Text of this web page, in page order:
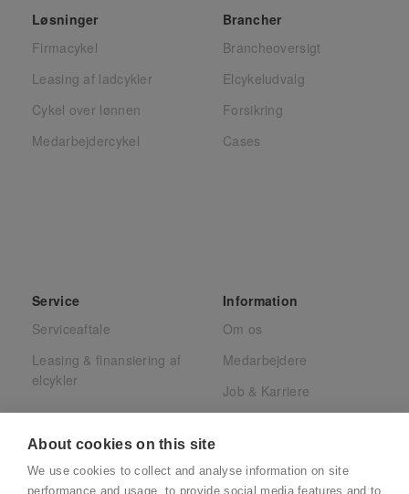
Løsninger
Firmacykel
Leasing af ladcykler
Cykel over lønnen
Medarbejdercykel
Brancher
Brancheoversigt
Elcykeludvalg
Forsikring
Cases
Service
Serviceaftale
Leasing & finansiering af
elcykler
Information
Om os
Medarbejdere
Job & Karriere
CSR
About cookies on this site
We use cookies to collect and analyse information on site
performance and usage, to provide social media features and to